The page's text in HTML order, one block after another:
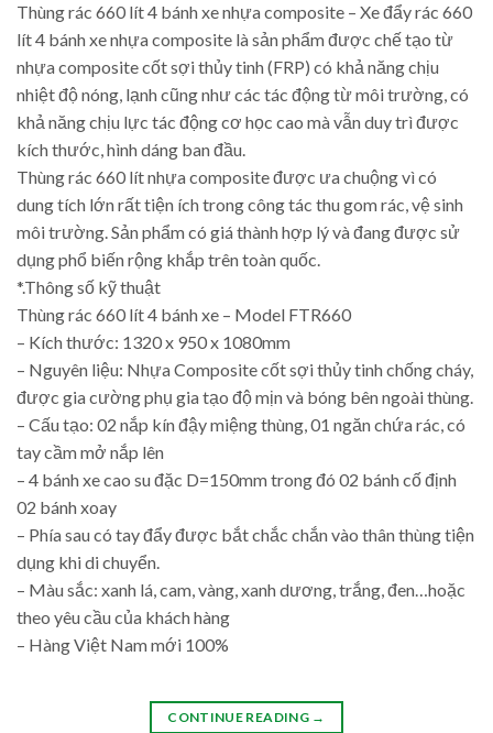
Thùng rác 660 lít 4 bánh xe nhựa composite – Xe đẩy rác 660
lít 4 bánh xe nhựa composite là sản phẩm được chế tạo từ
nhựa composite cốt sợi thủy tinh (FRP) có khả năng chịu
nhiệt độ nóng, lạnh cũng như các tác động từ môi trường, có
khả năng chịu lực tác động cơ học cao mà vẫn duy trì được
kích thước, hình dáng ban đầu.
Thùng rác 660 lít nhựa composite được ưa chuộng vì có
dung tích lớn rất tiện ích trong công tác thu gom rác, vệ sinh
môi trường. Sản phẩm có giá thành hợp lý và đang được sử
dụng phổ biến rộng khắp trên toàn quốc.
*.Thông số kỹ thuật
Thùng rác 660 lít 4 bánh xe – Model FTR660
– Kích thước: 1320 x 950 x 1080mm
– Nguyên liệu: Nhựa Composite cốt sợi thủy tinh chống cháy,
được gia cường phụ gia tạo độ mịn và bóng bên ngoài thùng.
– Cấu tạo: 02 nắp kín đậy miệng thùng, 01 ngăn chứa rác, có
tay cầm mở nắp lên
– 4 bánh xe cao su đặc D=150mm trong đó 02 bánh cố định
02 bánh xoay
– Phía sau có tay đẩy được bắt chắc chắn vào thân thùng tiện
dụng khi di chuyển.
– Màu sắc: xanh lá, cam, vàng, xanh dương, trắng, đen…hoặc
theo yêu cầu của khách hàng
– Hàng Việt Nam mới 100%
CONTINUE READING →